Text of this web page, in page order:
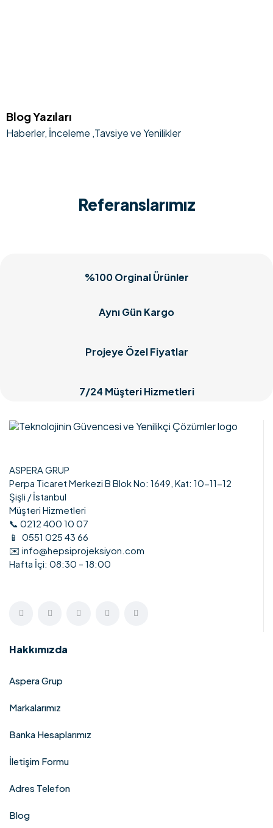
Blog Yazıları
Haberler, İnceleme ,Tavsiye ve Yenilikler
Referanslarımız
%100 Orginal Ürünler
Aynı Gün Kargo
Projeye Özel Fiyatlar
7/24 Müşteri Hizmetleri
ASPERA GRUP
Perpa Ticaret Merkezi B Blok No: 1649, Kat: 10-11-12
Şişli / İstanbul
Müşteri Hizmetleri
📞 0212 400 10 07
📱 0551 025 43 66
✉️ info@hepsiprojeksiyon.com
Hafta İçi: 08:30 – 18:00
Hakkımızda
Aspera Grup
Markalarımız
Banka Hesaplarımız
İletişim Formu
Adres Telefon
Blog